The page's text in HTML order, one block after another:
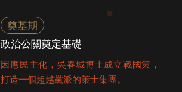
奠基期
政治公關奠定基礎
因應⺠主化，吳春城博⼠成立戰國策，
打造⼀個超越黨派的策⼠集團。